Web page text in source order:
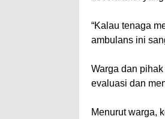
“Kalau tenaga
ambulans ini
Warga dan
evaluasi dan
Menurut warga,